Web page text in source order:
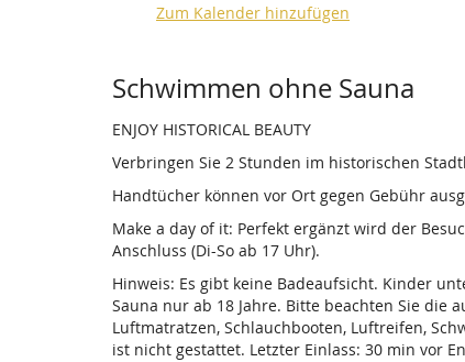
Zum Kalender hinzufügen
Produkte
Schwimmen ohne Sauna
ENJOY HISTORICAL BEAUTY
Verbringen Sie 2 Stunden im historischen
Handtücher können vor Ort gegen Gebühr
Make a day of it: Perfekt ergänzt wird der
Anschluss (Di-So ab 17 Uhr).
Hinweis: Es gibt keine Badeaufsicht. Kinder
Sauna nur ab 18 Jahre. Bitte beachten Sie die
Luftmatratzen, Schlauchbooten, Luftreifen,
ist nicht gestattet. Letzter Einlass: 30 min vor